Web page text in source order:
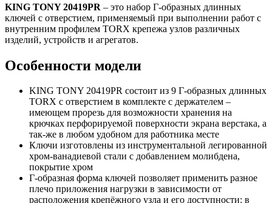
KING TONY 20419PR – это набор Г-образных длинных
ключей с отверстием, применяемый при выполнении работ с
внутренним профилем TORX крепежа узлов различных
изделий, устройств и агрегатов.
Особенности модели
KING TONY 20419PR состоит из 9 Г-образных длинных
TORX с отверстием в комплекте с держателем –
имеющем прорезь для возможности хранения на
крючках перфорируемой поверхности экрана верстака, а
так-же в любом удобном для работника месте
Ключи изготовлены из инструментальной легированной
хром-ванадиевой стали с добавлением молибдена,
покрытие хром
Г-образная форма ключей позволяет применить разное
плечо приложения нагрузки в зависимости от
расположения крепёжного узла и его доступности: в